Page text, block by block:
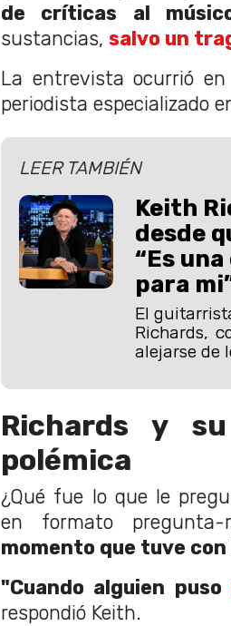
de críticas al
sustancias, salvo un
La entrevista ocurrió
periodista especializado
LEER TAMBIÉN
Keith
desde
“Es
para
El
Richards,
alejarse de
Richards y
polémica
¿Qué fue lo que le
en formato
momento que tuve
"Cuando alguien puso
respondió Keith.